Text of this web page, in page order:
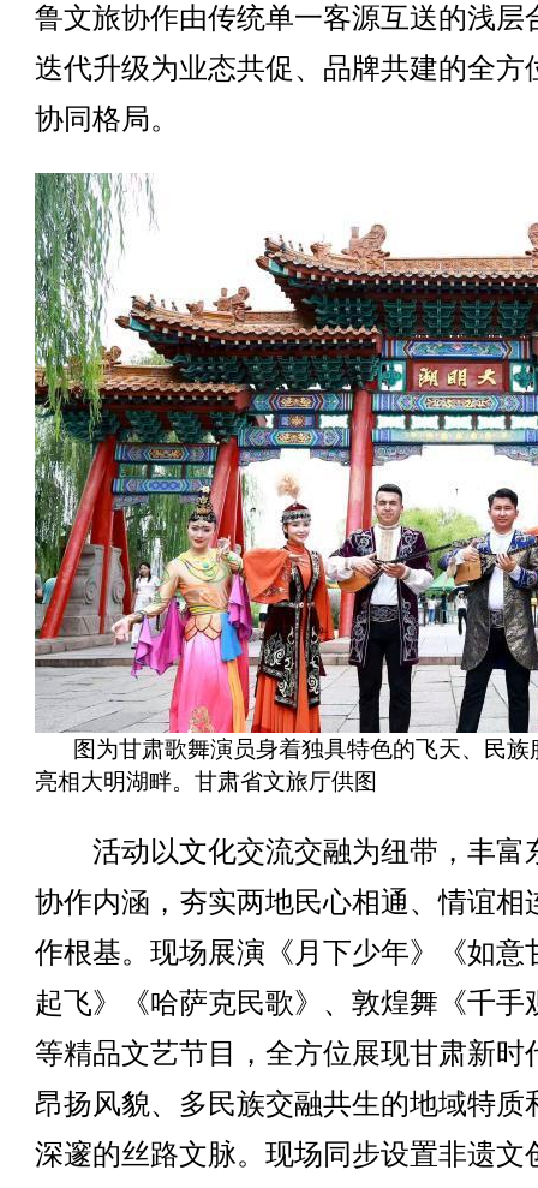
鲁文旅协作由传统单一客源互送的浅层
迭代升级为业态共促、品牌共建的全方
协同格局。
图为甘肃歌舞演员身着独具特色的飞天、民族
亮相大明湖畔。甘肃省文旅厅供图
活动以文化交流交融为纽带，丰富
协作内涵，夯实两地民心相通、情谊相
作根基。现场展演《月下少年》《如意
起飞》《哈萨克民歌》、敦煌舞《千手
等精品文艺节目，全方位展现甘肃新时
昂扬风貌、多民族交融共生的地域特质
深邃的丝路文脉。现场同步设置非遗文